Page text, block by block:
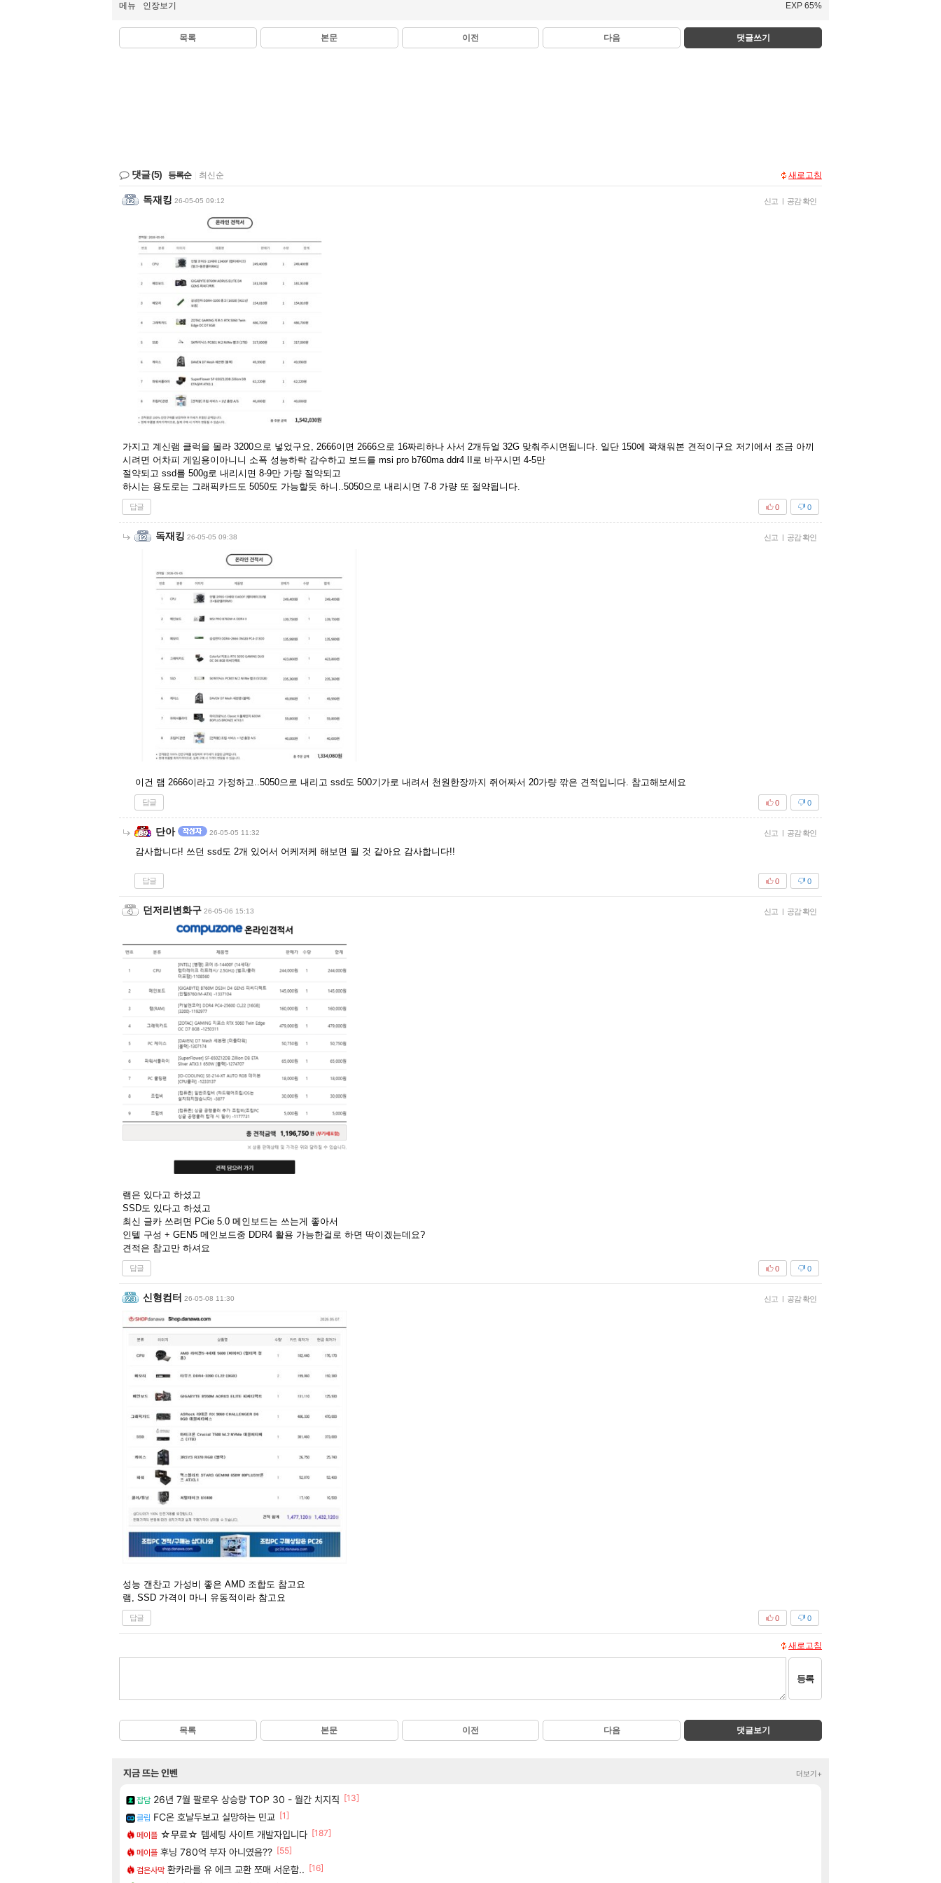
메뉴 인장보기 EXP 65%
목록 본문 이전 다음 댓글쓰기
댓글(5) 등록순 최신순 새로고침
독재킹 26-05-05 09:12 신고 | 공감 확인
가지고 계신램 클럭을 몰라 3200으로 넣었구요, 2666이면 2666으로 16짜리하나 사서 2개듀얼 32G 맞춰주시면됩니다. 일단 150에 꽉채워본 견적이구요 저기에서 조금 아끼
시려면 어차피 게임용이아니니 소폭 성능하락 감수하고 보드를 msi pro b760ma ddr4 II로 바꾸시면 4-5만
절약되고 ssd를 500g로 내리시면 8-9만 가량 절약되고
하시는 용도로는 그래픽카드도 5050도 가능할듯 하니..5050으로 내리시면 7-8 가량 또 절약됩니다.
답글 0
0
독재킹 26-05-05 09:38 신고 | 공감 확인
이건 램 2666이라고 가정하고..5050으로 내리고 ssd도 500기가로 내려서 천원한장까지 쥐어짜서 20가량 깎은 견적입니다. 참고해보세요
답글 0
0
단아 26-05-05 11:32 신고 | 공감 확인
감사합니다! 쓰던 ssd도 2개 있어서 어케저케 해보면 될 것 같아요 감사합니다!!
답글 0
0
던저리변화구 26-05-06 15:13 신고 | 공감 확인
램은 있다고 하셨고
SSD도 있다고 하셨고
최신 글카 쓰려면 PCie 5.0 메인보드는 쓰는게 좋아서
인텔 구성 + GEN5 메인보드중 DDR4 활용 가능한걸로 하면 딱이겠는데요?
견적은 참고만 하셔요
답글 0
0
신형컴터 26-05-08 11:30 신고 | 공감 확인
성능 갠찬고 가성비 좋은 AMD 조합도 참고요
램, SSD 가격이 마니 유동적이라 참고요
답글 0
0
새로고침
등록
목록 본문 이전 다음 댓글보기
지금 뜨는 인벤 더보기+
잡담 26년 7월 팔로우 상승량 TOP 30 - 월간 치지직 [13]
클립 FC온 호날두보고 실망하는 민교 [1]
메이플 ☆무료☆ 템세팅 사이트 개발자입니다 [187]
메이플 후닝 780억 부자 아니였음?? [55]
검은사막 환카라를 유 에크 교환 쪼매 서운함.. [16]